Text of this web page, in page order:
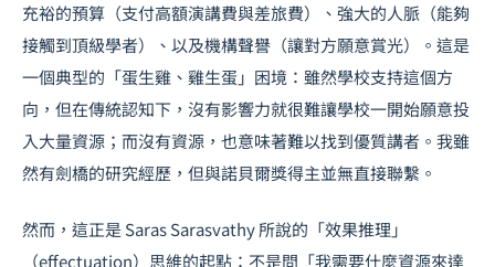
充裕的預算（支付高額演講費與差旅費）、強大的人脈（能夠
接觸到頂級學者）、以及機構聲譽（讓對方願意賞光）。這是
一個典型的「蛋生雞、雞生蛋」困境：雖然學校支持這個方
向，但在傳統認知下，沒有影響力就很難讓學校一開始願意投
入大量資源；而沒有資源，也意味著難以找到優質講者。我雖
然有劍橋的研究經歷，但與諾貝爾獎得主並無直接聯繫。
然而，這正是 Saras Sarasvathy 所說的「效果推理」
（effectuation）思維的起點：不是問「我需要什麼資源來達